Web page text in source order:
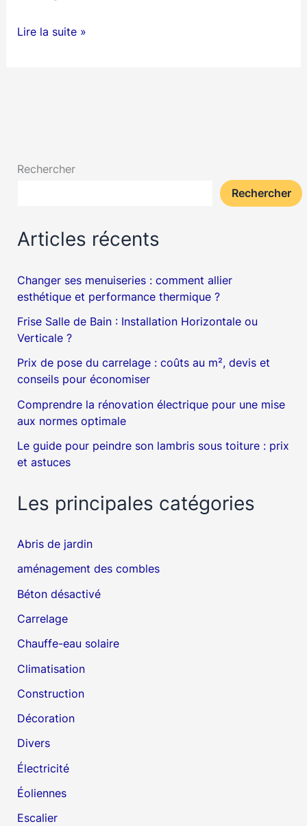
L’escalier
de
Lire la suite »
Rechercher
Rechercher
Articles récents
Changer ses menuiseries : comment allier
esthétique et performance thermique ?
Frise Salle de Bain : Installation Horizontale ou
Verticale ?
Prix de pose du carrelage : coûts au m², devis et
conseils pour économiser
Comprendre la rénovation électrique pour une mise
aux normes optimale
Le guide pour peindre son lambris sous toiture : prix
et astuces
Les principales catégories
Abris de jardin
aménagement des combles
Béton désactivé
Carrelage
Chauffe-eau solaire
Climatisation
Construction
Décoration
Divers
Électricité
Éoliennes
Escalier